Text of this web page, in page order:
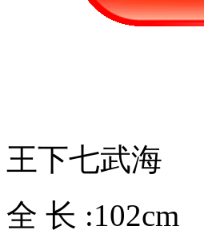
王下七武海
全 长 :102cm